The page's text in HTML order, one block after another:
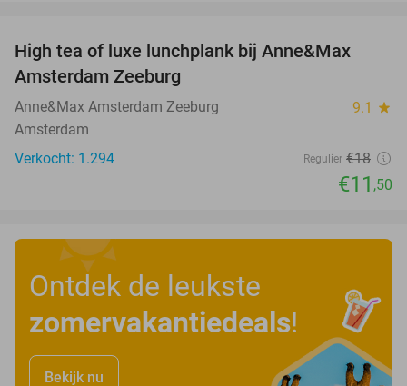
High tea of luxe lunchplank bij Anne&Max
Amsterdam Zeeburg
Anne&Max Amsterdam Zeeburg 9.1 star
Amsterdam
Verkocht: 1.294
Regulier €18
€11 ,50
Ontdek de leukste
zomervakantiedeals!
Bekijk nu